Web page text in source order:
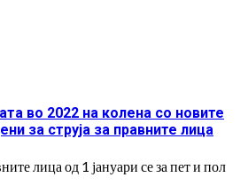
во 2022 на колена со новите
за струја за правните лица
лица од 1 јануари се за пет и пол